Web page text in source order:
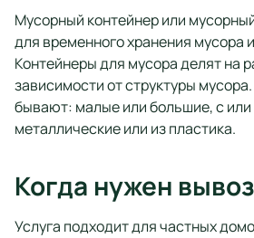
Мусорный контейнер или
для временного хранения мусора
Контейнеры для мусора делят на
зависимости от структуры
бывают: малые или большие, с или
металлические или из пластика.
Когда нужен
Услуга подходит для частных